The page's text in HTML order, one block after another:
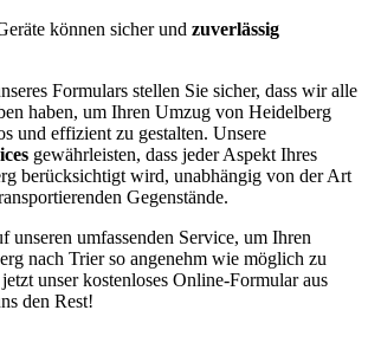
können sicher und zuverlässig
Formulars stellen Sie sicher, dass wir alle
haben, um Ihren Umzug von Heidelberg
und effizient zu gestalten. Unsere
gewährleisten, dass jeder Aspekt Ihres
berücksichtigt wird, unabhängig von der Art
Gegenstände.
unseren umfassenden Service, um Ihren
nach Trier so angenehm wie möglich zu
unser kostenloses Online-Formular aus
den Rest!